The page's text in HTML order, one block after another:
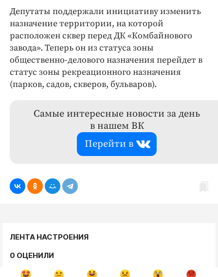
Депутаты поддержали инициативу изменить
назначение территории, на которой
расположен сквер перед ДК «Комбайнового
завода». Теперь он из статуса зоны
общественно-делового назначения перейдет в
статус зоны рекреационного назначения
(парков, садов, скверов, бульваров).
Самые интересные новости за день
в нашем ВК
Перейти в
ЛЕНТА НАСТРОЕНИЯ
0 ОЦЕНИЛИ